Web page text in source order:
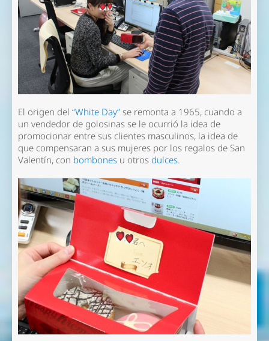
El origen del “White Day”se remonta a 1965, cuando a
un vendedor de golosinas se le ocurrió la idea de
promocionar entre sus clientes masculinos, la idea de
que compensaran a sus mujeres por los regalos de San
Valentín, con bombonesu otros dulces.